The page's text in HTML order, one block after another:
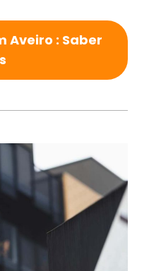
Aveiro : Saber